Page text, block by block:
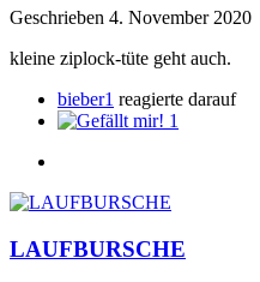
Geschrieben 4. November 2020
kleine ziplock-tüte geht auch.
bieber1 reagierte darauf
1
LAUFBURSCHE